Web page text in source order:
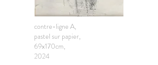
contre-ligne A,
pastel sur papier,
69x170cm,
2024